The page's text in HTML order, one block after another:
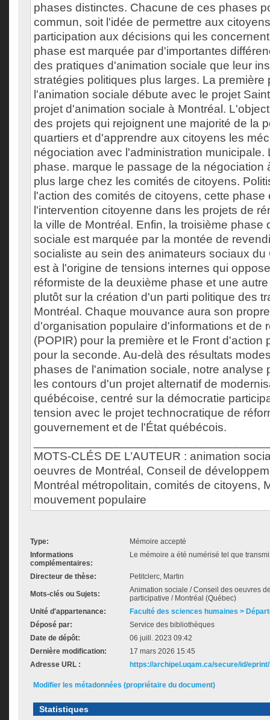
phases distinctes. Chacune de ces phases
commun, soit l'idée de permettre aux
participation aux décisions qui les
phase est marquée par d'importantes
des pratiques d'animation sociale que leur
stratégies politiques plus larges. La première
l'animation sociale débute avec le projet
projet d'animation sociale à Montréal.
des projets qui rejoignent une majorité de la
quartiers et d'apprendre aux citoyens les
négociation avec l'administration municipale.
phase. marque le passage de la négociation
plus large chez les comités de citoyens.
l'action des comités de citoyens, cette
l'intervention citoyenne dans les projets de
la ville de Montréal. Enfin, la troisième phase
sociale est marquée par la montée de
socialiste au sein des animateurs sociaux du
est à l'origine de tensions internes qui
réformiste de la deuxième phase et une
plutôt sur la création d'un parti politique des
Montréal. Chaque mouvance aura son
d'organisation populaire d'informations et de
(POPIR) pour la première et le Front d'action
pour la seconde. Au-delà des résultats
phases de l'animation sociale, notre analyse
les contours d'un projet alternatif de
québécoise, centré sur la démocratie
tension avec le projet technocratique de
gouvernement et de l'État québécois.
MOTS-CLÉS DE L’AUTEUR : animation
oeuvres de Montréal, Conseil de
Montréal métropolitain, comités de citoyens,
mouvement populaire
Type:
Mémoire accepté
Informations
complémentaires:
Le mémoire a été numérisé tel que
Directeur de thèse: Petitclerc, Martin
Mots-clés ou Sujets:
Animation sociale / Conseil des oeuvres
participative / Montréal (Québec)
Unité d'appartenance:
Faculté des sciences humaines >
Déposé par:
Service des bibliothèques
Date de dépôt:
06 juill. 2023 09:42
Dernière modification:
17 mars 2026 15:45
Adresse URL :
https://archipel.uqam.ca/secure/id/
Modifier les métadonnées (propriétaire du document)
Statistiques